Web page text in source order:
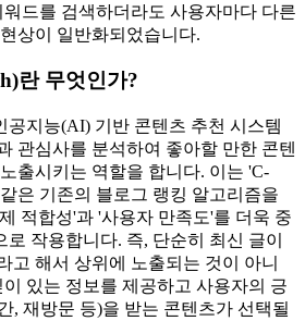
드를 검색하더라도 사용자마다 다른
상이 일반화되었습니다.
란 무엇인가?
공지능(AI) 기반 콘텐츠 추천 시스템
관심사를 분석하여 좋아할 만한 콘텐
출시키는 역할을 합니다. 이는 'C-
은 기존의 블로그 랭킹 알고리즘을
적합성'과 '사용자 만족도'를 더욱 중
작용합니다. 즉, 단순히 최신 글이
고 해서 상위에 노출되는 것이 아니
있는 정보를 제공하고 사용자의 긍
, 재방문 등)을 받는 콘텐츠가 선택될